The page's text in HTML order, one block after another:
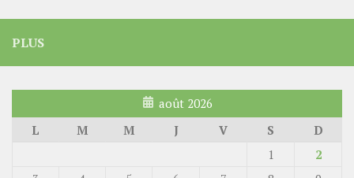
PLUS
août 2026
L
M M J V S
D
1
2